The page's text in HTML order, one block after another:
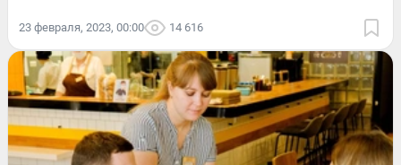
23 февраля, 2023, 00:00 14 616